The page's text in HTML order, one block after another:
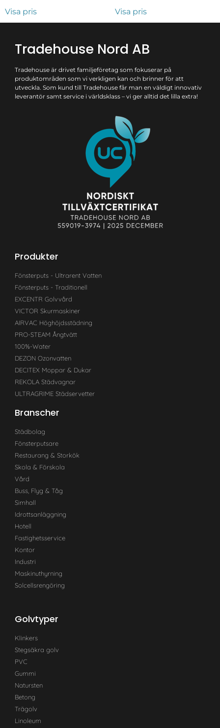
Visa pris Visa pris
Tradehouse Nord AB
Tradehouse är drivet familjeföretag som fokuserar på
produktområden som vi verkligen kan och brinner för att
utveckla. Som kund till Tradehouse får man en väldigt innovativ
leverantör samt service i världsklass – vi ger alltid det lilla extra!
Produkter
Fönsterputs - Ultrarent Vatten
Fönsterputs - Traditionell
EXCENTR Golvvård
VICTOR Skurmaskiner
AIRVAC Höghöjdsstädning
PRO-STEAM Ångtvätt
100%-Water
DEZON Ozonvatten
DECITEX Moppar & Dukar
REKOLA Städvagnar
ULTRAGRIME Städservetter
Branscher
Städbolag
Fönsterputsare
Restaurang & Storkök
Skola & Förskola
Vård
Buss, Flyg & Tåg
Simhall
Idrottsanläggning
Hotell
Fastighetsservice
Kontor
Industri
Maskinuthyrning
Solcellsrengöring
Golvtyper
Klinkers
Stegsäkra golv
PVC
Gummi
Natursten
Betong
Trägolv
Linoleum